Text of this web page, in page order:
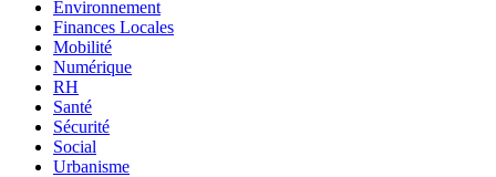
Environnement
Finances Locales
Mobilité
Numérique
RH
Santé
Sécurité
Social
Urbanisme